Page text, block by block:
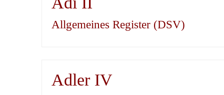
Allgemeines Register (DSV)
Adler IV